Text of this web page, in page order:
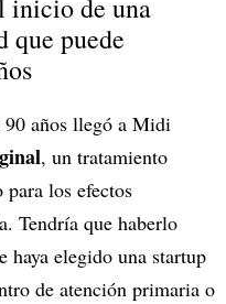
inicio de una
que puede
90 años llegó a Midi
, un tratamiento
los efectos
Tendría que haberlo
haya elegido una startup
de atención primaria o